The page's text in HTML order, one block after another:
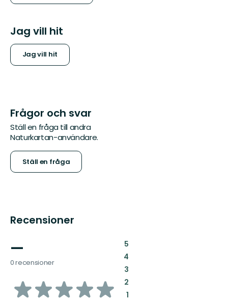
Jag vill hit
Jag vill hit
Frågor och svar
Ställ en fråga till andra
Naturkartan-användare.
Ställ en fråga
Recensioner
—
0 recensioner
av
5:
4:
3:
2:
1: